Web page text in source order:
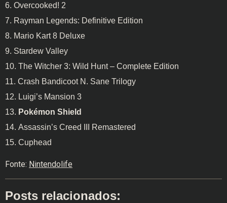
Overcooked! 2
Rayman Legends: Definitive Edition
Mario Kart 8 Deluxe
Stardew Valley
The Witcher 3: Wild Hunt – Complete Edition
Crash Bandicoot N. Sane Trilogy
Luigi’s Mansion 3
Pokémon Shield
Assassin’s Creed III Remastered
Cuphead
Fonte: Nintendolife
Posts relacionados: